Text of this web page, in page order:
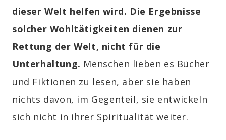
dieser Welt helfen wird. Die Ergebnisse
solcher Wohltätigkeiten dienen zur
Rettung der Welt, nicht für die
Unterhaltung. Menschen lieben es Bücher
und Fiktionen zu lesen, aber sie haben
nichts davon, im Gegenteil, sie entwickeln
sich nicht in ihrer Spiritualität weiter.